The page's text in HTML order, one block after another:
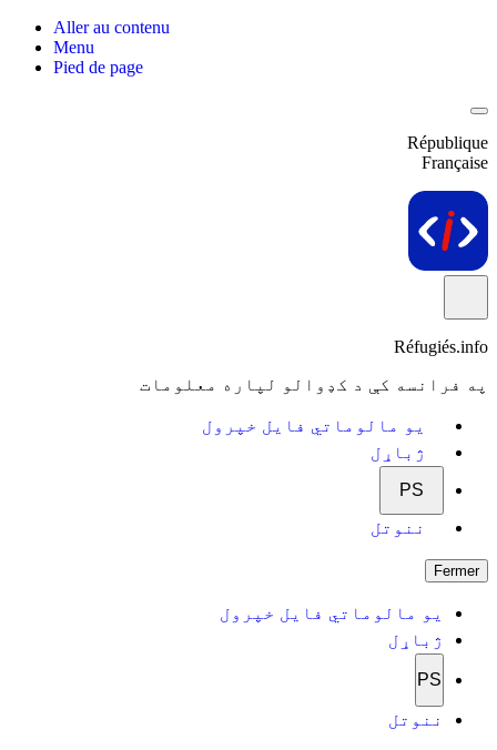
Aller au contenu
Menu
Pied de page
République
Française
Réfugiés.info
په فرانسه کې د کډوالو لپاره معلومات
یو مالوماتي فایل خپرول
ژباړل
PS
ننوتل
Fermer
یو مالوماتي فایل خپرول
ژباړل
PS
ننوتل